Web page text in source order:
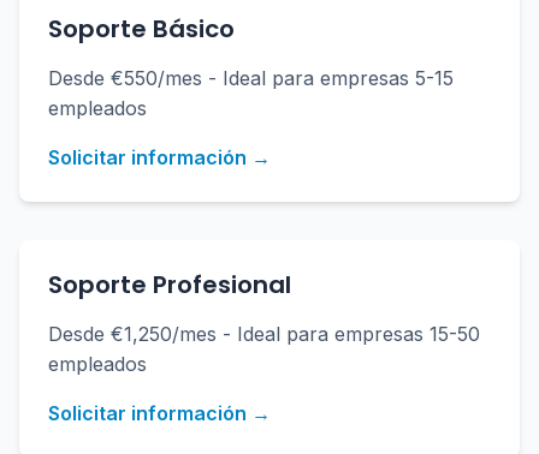
Soporte Básico
Desde €550/mes - Ideal para empresas 5-15
empleados
Solicitar información →
Soporte Profesional
Desde €1,250/mes - Ideal para empresas 15-50
empleados
Solicitar información →